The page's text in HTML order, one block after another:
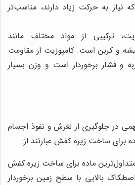
نیاز به حرکت زیاد دارند، مناسب‌تر
ترکیبی از مواد مختلف مانند
و کربن است. کامپوزیت از مقاومت
و فشار برخوردار است و وزن بسیار
در جلوگیری از لغزش و نفوذ اجسام
برای ساخت زیره کفش عبارتند از:
ماده برای ساخت زیره کفش
بالایی با سطح زمین برخوردار